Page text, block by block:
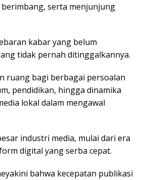
serta menjunjung
kabar yang belum
tidak pernah ditinggalkannya.
ruang bagi berbagai persoalan
pendidikan, hingga dinamika
lokal dalam mengawal
industri media, mulai dari era
digital yang serba cepat.
bahwa kecepatan publikasi